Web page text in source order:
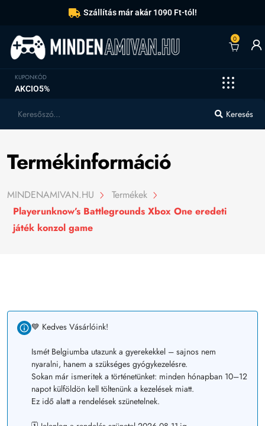
Szállítás már akár 1090 Ft-tól!
0
KUPONKÓD
AKCIO5%
Keresés
Termékinformáció
MINDENAMIVAN.HU
Termékek
Playerunknow’s Battlegrounds Xbox One eredeti
játék konzol game
💙 Kedves Vásárlóink!
Ismét Belgiumba utazunk a gyerekekkel – sajnos nem
nyaralni, hanem a szükséges gyógykezelésre.
Sokan már ismeritek a történetünket: minden hónapban 10–12
napot külföldön kell töltenünk a kezelések miatt.
Ez idő alatt a rendelések szünetelnek.